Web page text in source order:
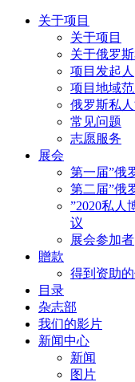
关于项目
关于项目
关于俄罗
项目发起人
项目地域范
俄罗斯私
常见问题
志愿服务
展会
第一届”俄
第二届”俄
”2020私人
议
展会参加者
贈款
得到资助
目录
杂志部
我们的影片
新闻中心
新闻
图片